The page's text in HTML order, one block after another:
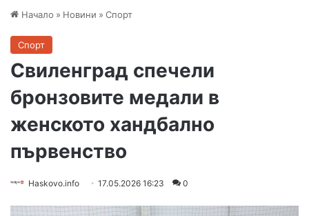
Начало » Новини » Спорт
Спорт
Свиленград спечели
бронзовите медали в
женското хандбално
първенство
Haskovo.info 17.05.2026 16:23 0